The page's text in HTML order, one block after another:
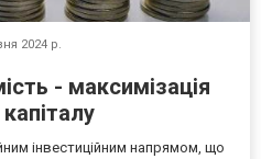
2024 р.
- максимізація
інвестиційним напрямом, що